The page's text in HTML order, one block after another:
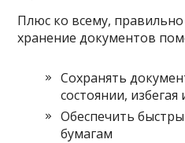
Плюс ко всему,
хранение документов
Сохранять
состоянии,
Обеспечить
бумагам